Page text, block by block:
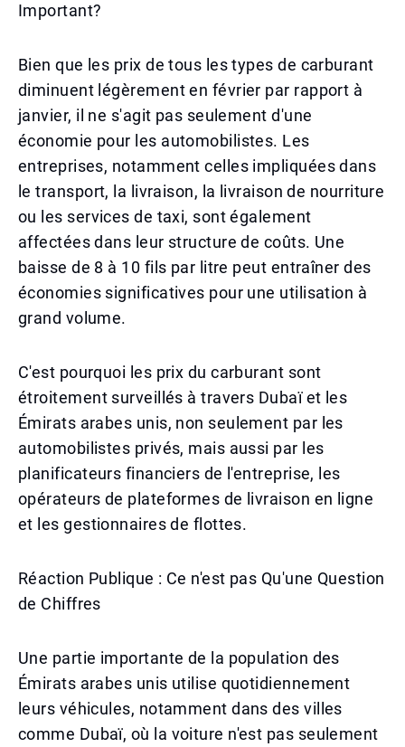
Important?
Bien que les prix de tous les types de carburant
diminuent légèrement en février par rapport à
janvier, il ne s'agit pas seulement d'une
économie pour les automobilistes. Les
entreprises, notamment celles impliquées dans
le transport, la livraison, la livraison de nourriture
ou les services de taxi, sont également
affectées dans leur structure de coûts. Une
baisse de 8 à 10 fils par litre peut entraîner des
économies significatives pour une utilisation à
grand volume.
C'est pourquoi les prix du carburant sont
étroitement surveillés à travers Dubaï et les
Émirats arabes unis, non seulement par les
automobilistes privés, mais aussi par les
planificateurs financiers de l'entreprise, les
opérateurs de plateformes de livraison en ligne
et les gestionnaires de flottes.
Réaction Publique : Ce n'est pas Qu'une Question
de Chiffres
Une partie importante de la population des
Émirats arabes unis utilise quotidiennement
leurs véhicules, notamment dans des villes
comme Dubaï, où la voiture n'est pas seulement